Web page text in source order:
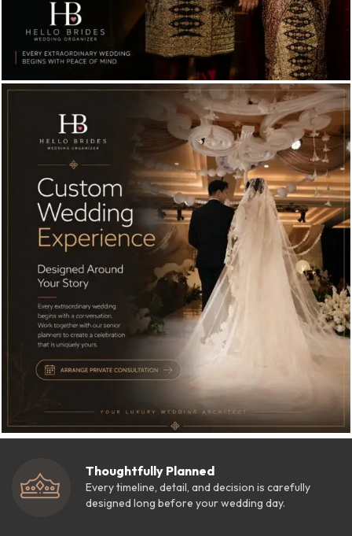
Thoughtfully Planned
Every timeline, detail, and decision is carefully
designed long before your wedding day.